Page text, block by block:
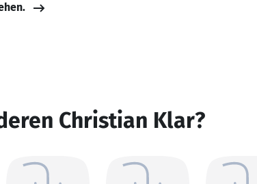
Christian Klar?